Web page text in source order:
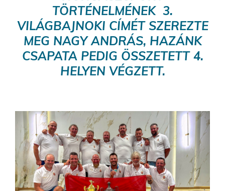
TÖRTÉNELMÉNEK 3.
VILÁGBAJNOKI CÍMÉT SZEREZTE
MEG NAGY ANDRÁS, HAZÁNK
CSAPATA PEDIG ÖSSZETETT 4.
HELYEN VÉGZETT.